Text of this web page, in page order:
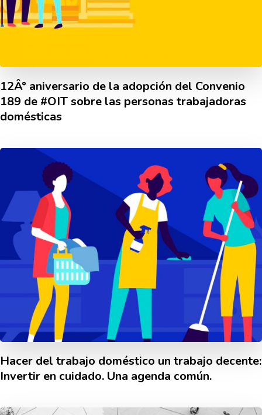
12Â° aniversario de la adopción del Convenio
189 de #OIT sobre las personas trabajadoras
domésticas
Hacer del trabajo doméstico un trabajo decente:
Invertir en cuidado. Una agenda común.